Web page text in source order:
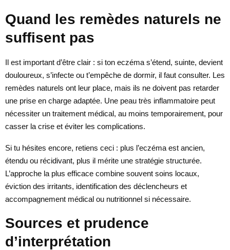
Quand les remèdes naturels ne
suffisent pas
Il est important d’être clair : si ton eczéma s’étend, suinte, devient
douloureux, s’infecte ou t’empêche de dormir, il faut consulter. Les
remèdes naturels ont leur place, mais ils ne doivent pas retarder
une prise en charge adaptée. Une peau très inflammatoire peut
nécessiter un traitement médical, au moins temporairement, pour
casser la crise et éviter les complications.
Si tu hésites encore, retiens ceci : plus l’eczéma est ancien,
étendu ou récidivant, plus il mérite une stratégie structurée.
L’approche la plus efficace combine souvent soins locaux,
éviction des irritants, identification des déclencheurs et
accompagnement médical ou nutritionnel si nécessaire.
Sources et prudence
d’interprétation